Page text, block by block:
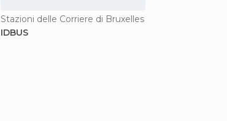
Stazioni delle Corriere di Bruxelles
IDBUS